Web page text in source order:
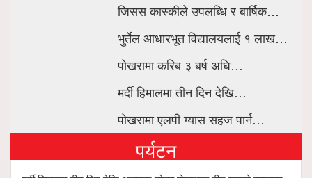
जिसस कास्कीले उपलब्धि र बार्षिक…
भुर्तेल आधारभूत विद्यालयलाई १ लाख…
पोखरामा करिब ३ बर्ष अघि…
मर्दी हिमालमा तीन दिन देखि…
पोखरामा एलपी ग्यास सहज पार्न…
पर्यटन